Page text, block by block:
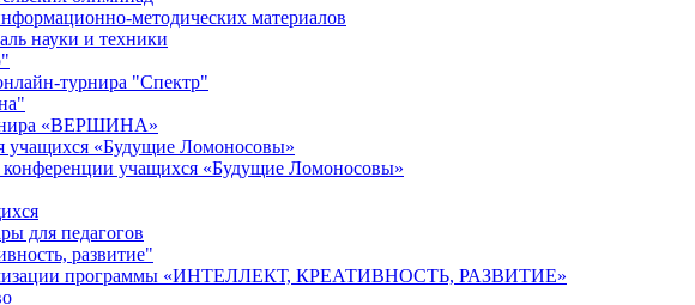
методических материалов
науки и техники
турнира "Спектр"
«ВЕРШИНА»
учащихся «Будущие Ломоносовы»
конференции учащихся «Будущие Ломоносовы»
для педагогов
развитие"
программы «ИНТЕЛЛЕКТ, КРЕАТИВНОСТЬ, РАЗВИТИЕ»